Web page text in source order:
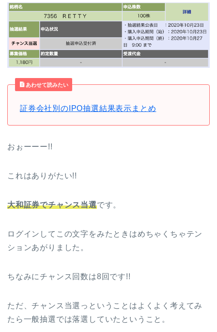
あわせて読みたい
証券会社別のIPO抽選結果表示まとめ
おぉーーー!!
これはありがたい!!
大和証券でチャンス当選です。
ログインしてこの文字をみたときはめちゃくちゃテン
ションあがりました。
ちなみにチャンス回数は8回です!!
ただ、チャンス当選っということはよくよく考えてみ
たら一般抽選では落選していたということ。